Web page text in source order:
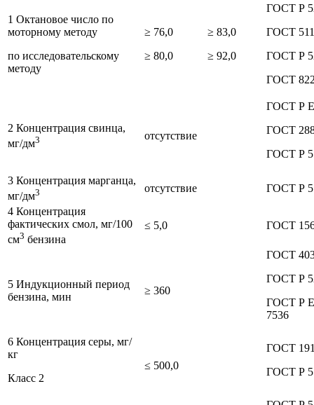
1 Октановое число по
моторному методу
по исследовательскому
методу
≥ 76,0
≥ 80,0
≥ 83,0
≥ 92,0
ГОСТ Р
ГОСТ 511
ГОСТ Р
ГОСТ
2 Концентрация свинца,
мг/дм3 отсутствие
ГОСТ Р
ГОСТ
ГОСТ Р
3 Концентрация марганца,
мг/дм3 отсутствие
ГОСТ Р
4 Концентрация
фактических смол, мг/100
см3 бензина
≤ 5,0 ГОСТ
5 Индукционный период
бензина, мин
≥ 360
ГОСТ
ГОСТ Р
ГОСТ Р
7536
6 Концентрация серы, мг/
кг
Класс 2
≤ 500,0
ГОСТ
ГОСТ Р